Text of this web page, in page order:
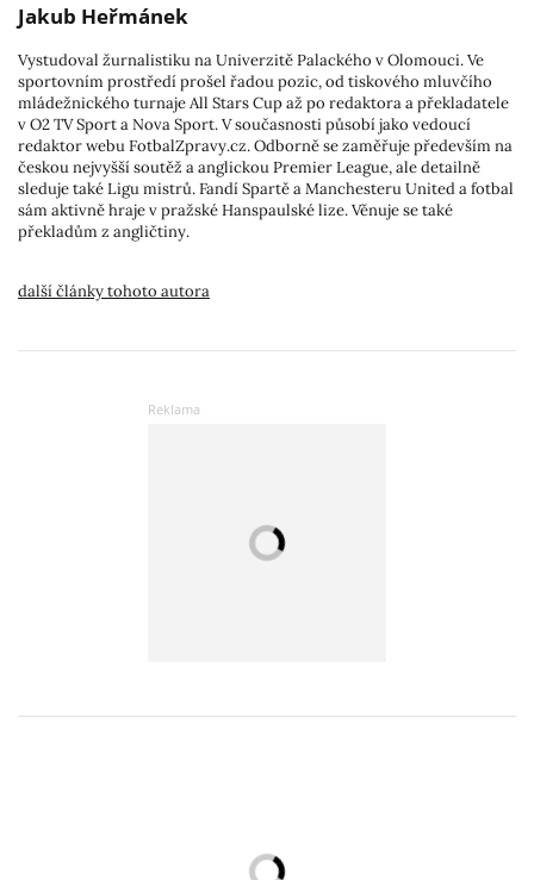
Jakub Heřmánek
Vystudoval žurnalistiku na Univerzitě Palackého v Olomouci. Ve
sportovním prostředí prošel řadou pozic, od tiskového mluvčího
mládežnického turnaje All Stars Cup až po redaktora a překladatele
v O2 TV Sport a Nova Sport. V současnosti působí jako vedoucí
redaktor webu FotbalZpravy.cz. Odborně se zaměřuje především na
českou nejvyšší soutěž a anglickou Premier League, ale detailně
sleduje také Ligu mistrů. Fandí Spartě a Manchesteru United a fotbal
sám aktivně hraje v pražské Hanspaulské lize. Věnuje se také
překladům z angličtiny.
další články tohoto autora